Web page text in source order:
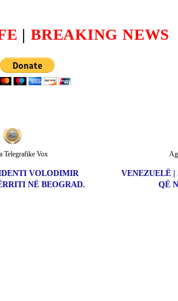
| BREAKING NEWS
VOLODIMIR
NË BEOGRAD.
Telegrafike Vox
VENEZUELË |
QË